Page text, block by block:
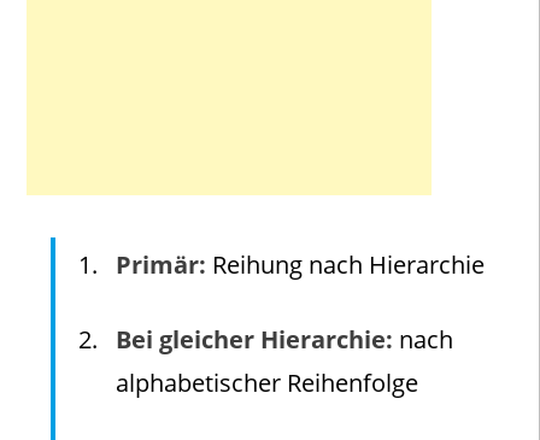
Primär: Reihung nach Hierarchie
Bei gleicher Hierarchie: nach
alphabetischer Reihenfolge